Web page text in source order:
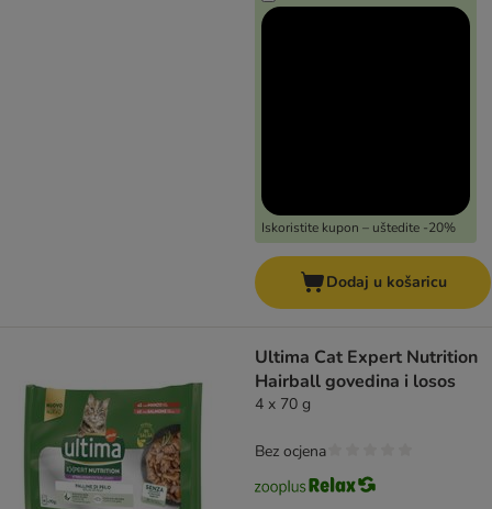
Iskoristite kupon – uštedite -20%
Dodaj u košaricu
Ultima Cat Expert Nutrition
Hairball govedina i losos
4 x 70 g
Bez ocjena